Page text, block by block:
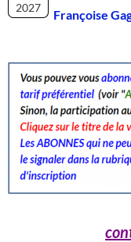
2027 Françoise